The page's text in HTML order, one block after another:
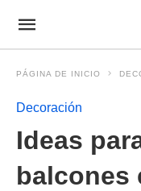
PÁGINA DE INICIO
Decoración
Ideas
balcones